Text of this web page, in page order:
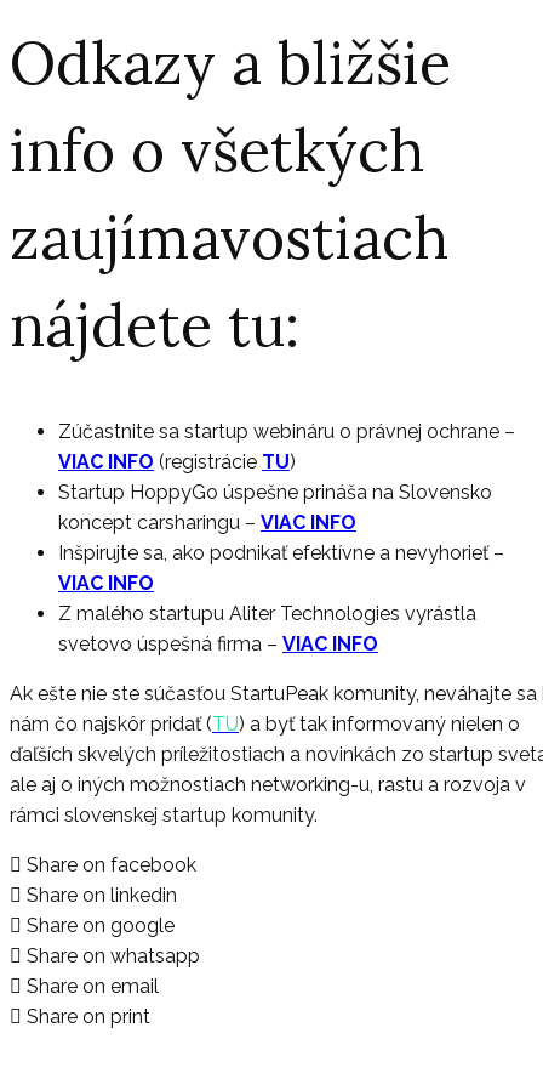
Odkazy a bližšie
info o všetkých
zaujímavostiach
nájdete tu:
Zúčastnite sa startup webináru o právnej ochrane –
VIAC INFO (registrácie TU)
Startup HoppyGo úspešne prináša na Slovensko
koncept carsharingu – VIAC INFO
Inšpirujte sa, ako podnikať efektívne a nevyhorieť–
VIAC INFO
Z malého startupu Aliter Technologies vyrástla
svetovo úspešná firma – VIAC INFO
Ak ešte nie ste súčasťou StartuPeak komunity, neváhajte sa
nám čo najskôr pridať (TU) a byť tak informovaný nielen o
ďaľších skvelých príležitostiach a novinkách zo startup
ale aj o iných možnostiach networking-u, rastu a rozvoja v
rámci slovenskej startup komunity.
Share on facebook
Share on linkedin
Share on google
Share on whatsapp
Share on email
Share on print